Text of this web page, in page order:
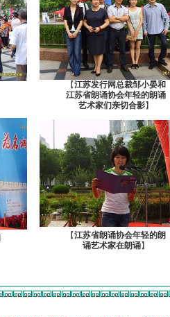
【江苏发行网总裁邹小晏和
江苏省朗诵协会年轻的朗诵
艺术家们亲切合影】
【江苏省朗诵协会年轻的朗
诵艺术家在朗诵】